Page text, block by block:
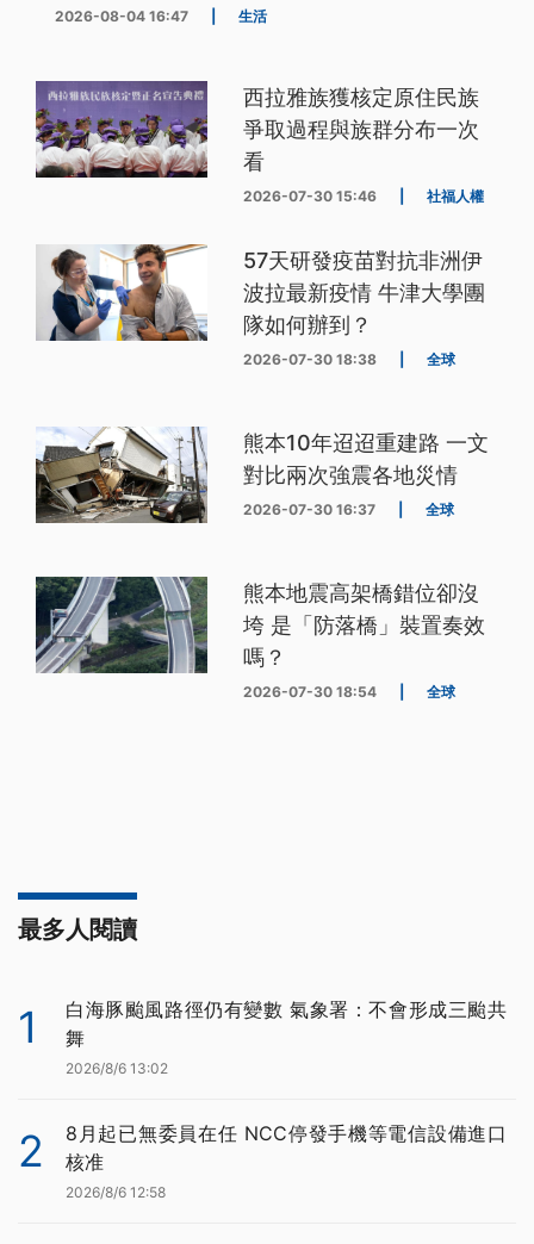
2026-08-04 16:47 生活
西拉雅族獲核定原住民族
爭取過程與族群分布一次
看
2026-07-30 15:46 社福人權
57天研發疫苗對抗非洲伊
波拉最新疫情 牛津大學團
隊如何辦到？
2026-07-30 18:38 全球
熊本10年迢迢重建路 一文
對比兩次強震各地災情
2026-07-30 16:37 全球
熊本地震高架橋錯位卻沒
垮 是「防落橋」裝置奏效
嗎？
2026-07-30 18:54 全球
最多人閱讀
1
白海豚颱風路徑仍有變數 氣象署：不會形成三颱共
舞
2026/8/6 13:02
2
8月起已無委員在任 NCC停發手機等電信設備進口
核准
2026/8/6 12:58